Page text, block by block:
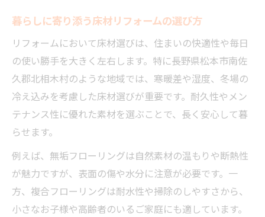
暮らしに寄り添う床材リフォームの選び方
リフォームにおいて床材選びは、住まいの快適性や毎日
の使い勝手を大きく左右します。特に長野県松本市南佐
久郡北相木村のような地域では、寒暖差や湿度、冬場の
冷え込みを考慮した床材選びが重要です。耐久性やメン
テナンス性に優れた素材を選ぶことで、長く安心して暮
らせます。
例えば、無垢フローリングは自然素材の温もりや断熱性
が魅力ですが、表面の傷や水分に注意が必要です。一
方、複合フローリングは耐水性や掃除のしやすさから、
小さなお子様や高齢者のいるご家庭にも適しています。